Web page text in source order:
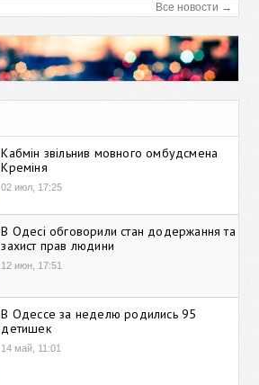
Все новости →
Кабмін звільнив мовного омбудсмена
Креміня
02 июл, 17:25
В Одесі обговорили стан додержання та
захист прав людини
12 июн, 17:51
В Одессе за неделю родились 95
детишек
14 май, 11:01